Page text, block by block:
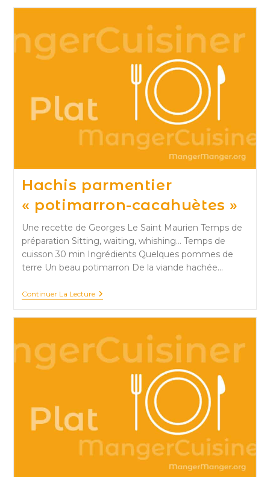
Sous
Les
Aisselles
Hachis parmentier
« potimarron-cacahuètes »
Une recette de Georges Le Saint Maurien Temps de
préparation Sitting, waiting, whishing... Temps de
cuisson 30 min Ingrédients Quelques pommes de
terre Un beau potimarron De la viande hachée…
Continuer La LectureHachis